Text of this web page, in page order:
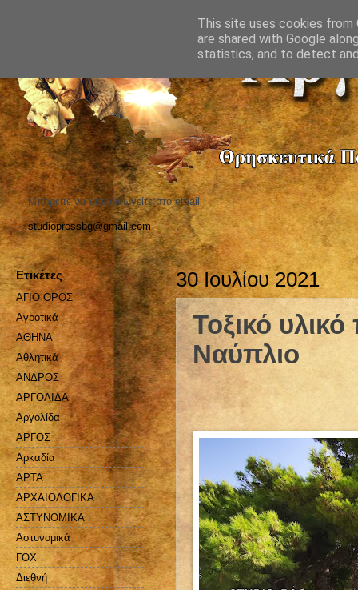
Μπορείτε να επικοινωνείτε στο email
studiopressbg@gmail.com
30 Ιουλίου 2021
Τοξικό
Ναύπλιο
Ετικέτες
ΑΓΙΟ ΟΡΟΣ
Αγροτικά
ΑΘΗΝΑ
Αθλητικά
ΑΝΔΡΟΣ
ΑΡΓΟΛΙΔΑ
Αργολίδα
ΑΡΓΟΣ
Αρκαδία
ΑΡΤΑ
ΑΡΧΑΙΟΛΟΓΙΚΑ
ΑΣΤΥΝΟΜΙΚΑ
Αστυνομικά
ΓΟΧ
Διεθνή
This site uses cookies from
are shared with Google
statistics, and to detect